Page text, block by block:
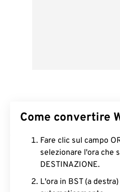
Come convertire
Fare clic sul campo
selezionare l'ora che
DESTINAZIONE.
L'ora in BST (a